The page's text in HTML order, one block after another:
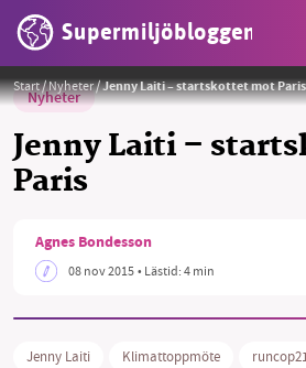
Supermiljöbloggen
HEM
Start/Nyheter/Jenny Laiti – startskottet mot Paris
Nyheter
Jenny Laiti –
Paris
Agnes Bondesson
08 nov 2015• Lästid:4 min
Jenny Laiti Klimattoppmöte